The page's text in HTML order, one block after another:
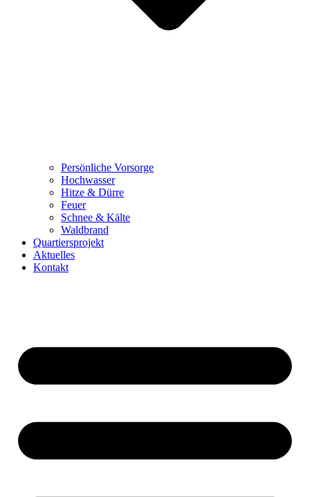
Persönliche Vorsorge
Hochwasser
Hitze & Dürre
Feuer
Schnee & Kälte
Waldbrand
Quartiersprojekt
Aktuelles
Kontakt